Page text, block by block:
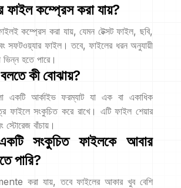
ফাইল কম্প্রেস করা যায়?
কম্প্রেস করা যায়, যেমন টেক্সট ফাইল, ছবি,
সফটওয়্যার ফাইল। তবে, ফাইলের ধরন অনুযায়ী
ভিন্ন হতে পারে।
কী বোঝায়?
আর্কাইভ ফরম্যাট যা এক বা একাধিক
ফাইলে সংকুচিত করে রাখে। এটি ফাইল শেয়ার
বাঁচায়।
সংকুচিত ফাইলকে আবার
পারি?
করা যায়, তবে ফাইলের আকার খুব বেশি